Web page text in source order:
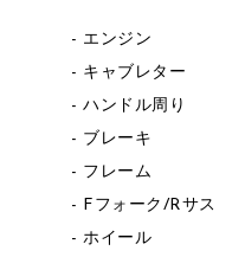
エンジン
キャブレター
ハンドル周り
ブレーキ
フレーム
Fフォーク/Rサス
ホイール